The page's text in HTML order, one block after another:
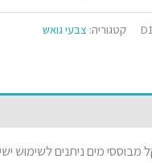
קטגוריה: צבעי גואש
מבוססי מים ניתנים לשימוש